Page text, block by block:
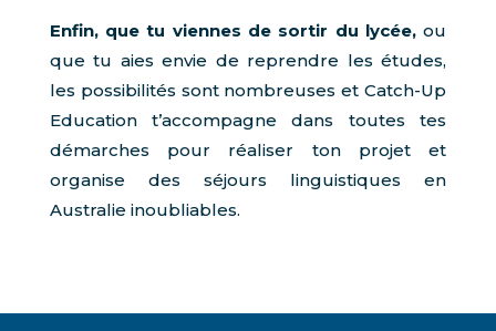
Enfin, que tu viennes de sortir du lycée,ou
que tu aies envie de reprendre les études,
les possibilités sont nombreuses et Catch-Up
Education t’accompagne dans toutes tes
démarches pour réaliser ton projet et
organise des séjours linguistiques en
Australie inoubliables.